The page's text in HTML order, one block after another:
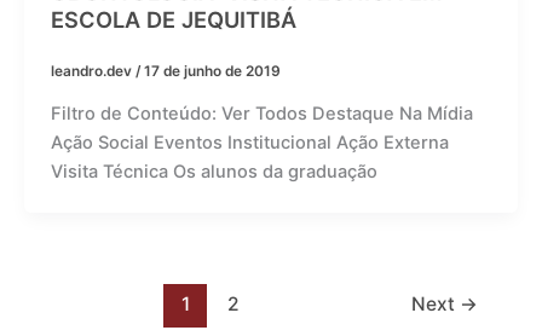
ESCOLA DE JEQUITIBÁ
leandro.dev /17 de junho de 2019
Filtro de Conteúdo: Ver Todos Destaque Na Mídia
Ação Social Eventos Institucional Ação Externa
Visita Técnica Os alunos da graduação
1 2 Next →